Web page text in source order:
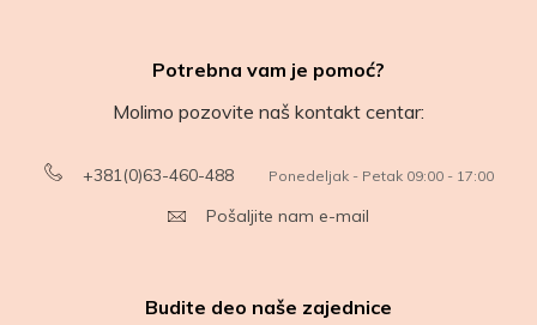
Potrebna vam je pomoć?
Molimo pozovite naš kontakt centar:
+381(0)63-460-488 Ponedeljak - Petak 09:00 - 17:00
Pošaljite nam e-mail
Budite deo naše zajednice